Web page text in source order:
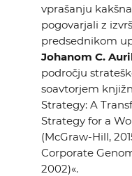
vprašanju
pogovarjali z
predsednikom
Johanom C.
področju
soavtorjem
Strategy: A
Strategy for a
(McGraw-Hill,
Corporate
2002)«.